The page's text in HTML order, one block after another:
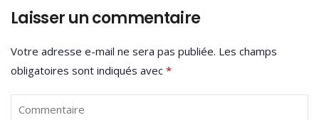
Laisser un commentaire
Votre adresse e-mail ne sera pas publiée. Les champs
obligatoires sont indiqués avec *